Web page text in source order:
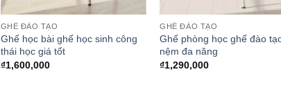
GHẾ ĐÀO TẠO
Ghế học bài ghế học sinh công
thái học giá tốt
₫1,600,000
GHẾ ĐÀO TẠO
Ghế phòng học ghế đào
nệm đa năng
₫1,290,000